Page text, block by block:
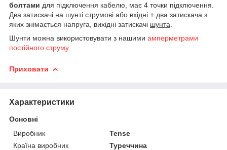
болтами для підключення кабелю, має 4 точки підключення.
Два затискачі на шунті струмові або вхідні + два затискача з
яких знімається напруга, вихідні затискачі шунта
Шунти можна використовувати з нашими амперметрами
постійного струму
Приховати
Характеристики
Основні
Виробник
Tense
Країна виробник
Туреччина